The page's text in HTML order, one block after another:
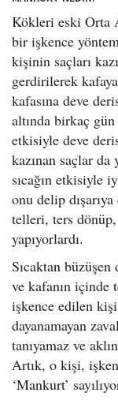
Kökleri eski Orta
bir işkence
kişinin saçları
gerdirilerek
kafasına deve
altında birkaç gün
etkisiyle deve
kazınan saçlar
sıcağın etkisiyle
onu delip
telleri, ters
yapıyorlardı.
Sıcaktan büzüşen
ve kafanın içinde
işkence edilen
dayanamayan
tanıyamaz ve
Artık, o kişi,
‘Mankurt’